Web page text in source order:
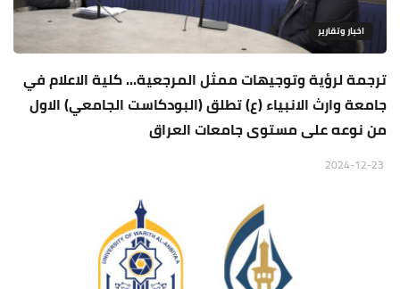
اخبار وتقارير
ترجمة لرؤية وتوجيهات ممثل المرجعية... كلية الاعلام في
جامعة وارث الانبياء (ع) تطلق (البودكاست الجامعي) الاول
من نوعه على مستوى جامعات العراق